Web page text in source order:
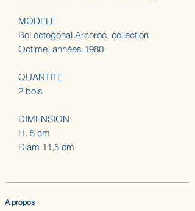
MODELE
Bol octogonal Arcoroc, collection
Octime, années 1980
QUANTITE
2 bols
DIMENSION
H. 5 cm
Diam 11,5 cm
A propos